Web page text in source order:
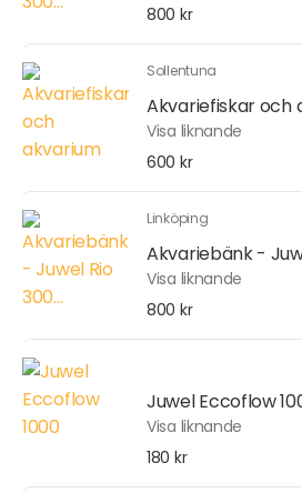
800 kr
Sollentuna
Akvariefiskar och
Visa liknande
600 kr
Linköping
Akvariebänk -
Visa liknande
800 kr
Juwel Eccoflow
Visa liknande
180 kr